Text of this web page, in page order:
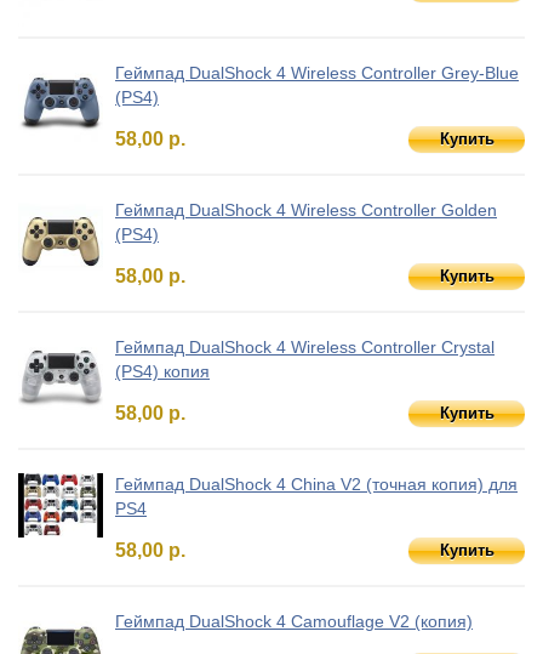
Геймпад DualShock 4 Wireless Controller Grey-Blue
(PS4)
58,00 р. Купить
Геймпад DualShock 4 Wireless Controller Golden
(PS4)
58,00 р. Купить
Геймпад DualShock 4 Wireless Controller Crystal
(PS4) копия
58,00 р. Купить
Геймпад DualShock 4 China V2 (точная копия) для
PS4
58,00 р. Купить
Геймпад DualShock 4 Camouflage V2 (копия)